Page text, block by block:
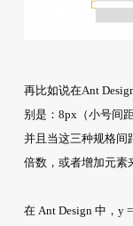
再比如说在Ant
别是：8px（小号间
并且当这三种规格间
倍数，或者增加元素
在 Ant Design 中，y